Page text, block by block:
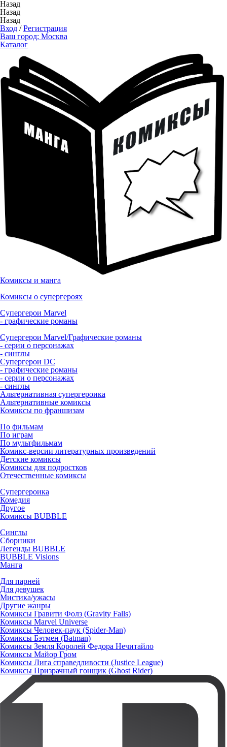
Назад
Назад
Назад
Вход /Регистрация
Ваш город: Москва
Каталог
Комиксы и манга
Комиксы о супергероях
Супергерои Marvel
- графические романы
Супергерои Marvel/Графические романы
- серии о персонажах
- синглы
Супергерои DC
- графические романы
- серии о персонажах
- синглы
Альтернативная супергероика
Альтернативные комиксы
Комиксы по франшизам
По фильмам
По играм
По мультфильмам
Комикс-версии литературных произведений
Детские комиксы
Комиксы для подростков
Отечественные комиксы
Супергероика
Комедия
Другое
Комиксы BUBBLE
Синглы
Сборники
Легенды BUBBLE
BUBBLE Visions
Манга
Для парней
Для девушек
Мистика/ужасы
Другие жанры
Комиксы Гравити Фолз (Gravity Falls)
Комиксы Marvel Universe
Комиксы Человек-паук (Spider-Man)
Комиксы Бэтмен (Batman)
Комиксы Земля Королей Федора Нечитайло
Комиксы Майор Гром
Комиксы Лига справедливости (Justice League)
Комиксы Призрачный гонщик (Ghost Rider)